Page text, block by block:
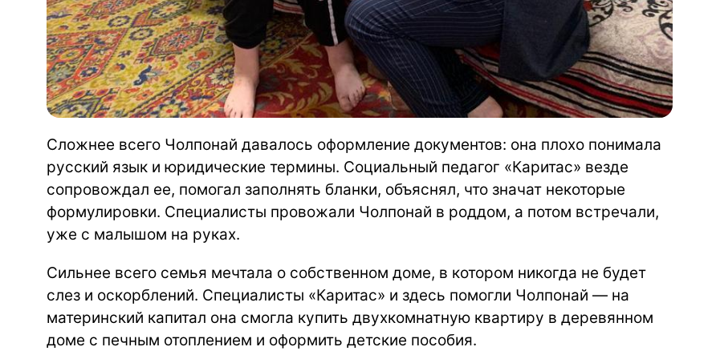
Сложнее всего Чолпонай давалось оформление документов: она плохо понимала
русский язык и юридические термины. Социальный педагог «Каритас» везде
сопровождал ее, помогал заполнять бланки, объяснял, что значат некоторые
формулировки. Специалисты провожали Чолпонай в роддом, а потом встречали,
уже с малышом на руках.
Сильнее всего семья мечтала о собственном доме, в котором никогда не будет
слез и оскорблений. Специалисты «Каритас» и здесь помогли Чолпонай — на
материнский капитал она смогла купить двухкомнатную квартиру в деревянном
доме с печным отоплением и оформить детские пособия.